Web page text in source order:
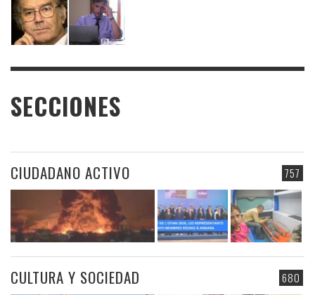
SECCIONES
757
CIUDADANO ACTIVO
680
CULTURA Y SOCIEDAD